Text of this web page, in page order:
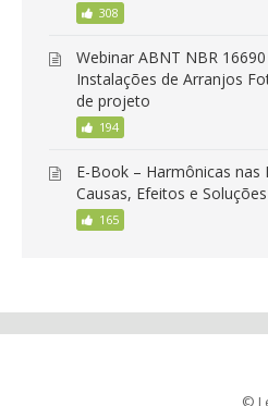
308
Webinar ABNT NBR
Instalações de Arranjos
de projeto
194
E-Book – Harmônicas nas
Causas, Efeitos e Soluções
165
©